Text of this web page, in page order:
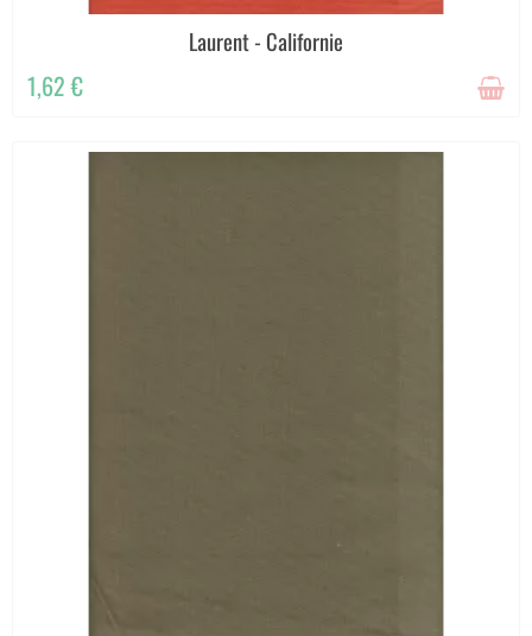
Laurent - Californie
1,62 €